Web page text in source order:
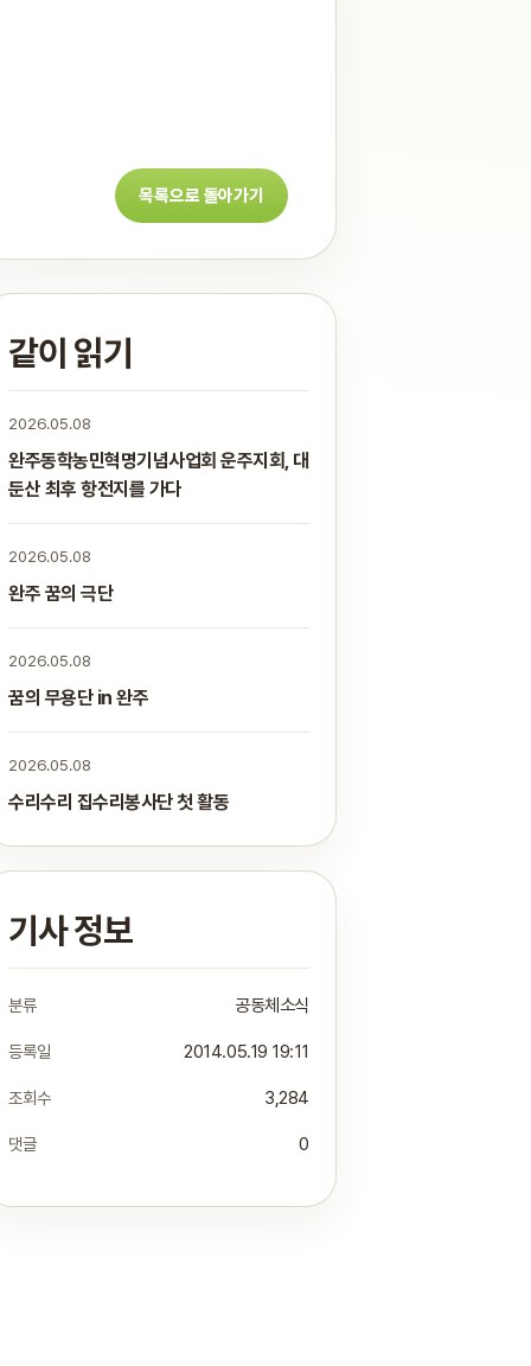
목록으로 돌아가기
같이 읽기
2026.05.08
완주동학농민혁명기념사업회 운주지회, 대
둔산 최후 항전지를 가다
2026.05.08
완주 꿈의 극단
2026.05.08
꿈의 무용단 in 완주
2026.05.08
수리수리 집수리봉사단 첫 활동
기사 정보
분류 공동체소식
등록일 2014.05.19 19:11
조회수 3,284
댓글 0